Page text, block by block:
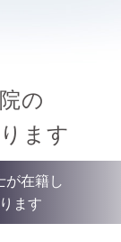
の
ます
が在籍し
ます